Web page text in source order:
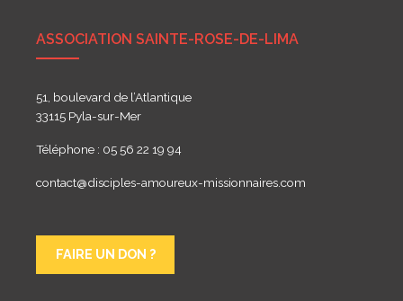
ASSOCIATION SAINTE-ROSE-DE-LIMA
51, boulevard de l’Atlantique
33115 Pyla-sur-Mer
Téléphone : 05 56 22 19 94
contact@disciples-amoureux-missionnaires.com
FAIRE UN DON ?